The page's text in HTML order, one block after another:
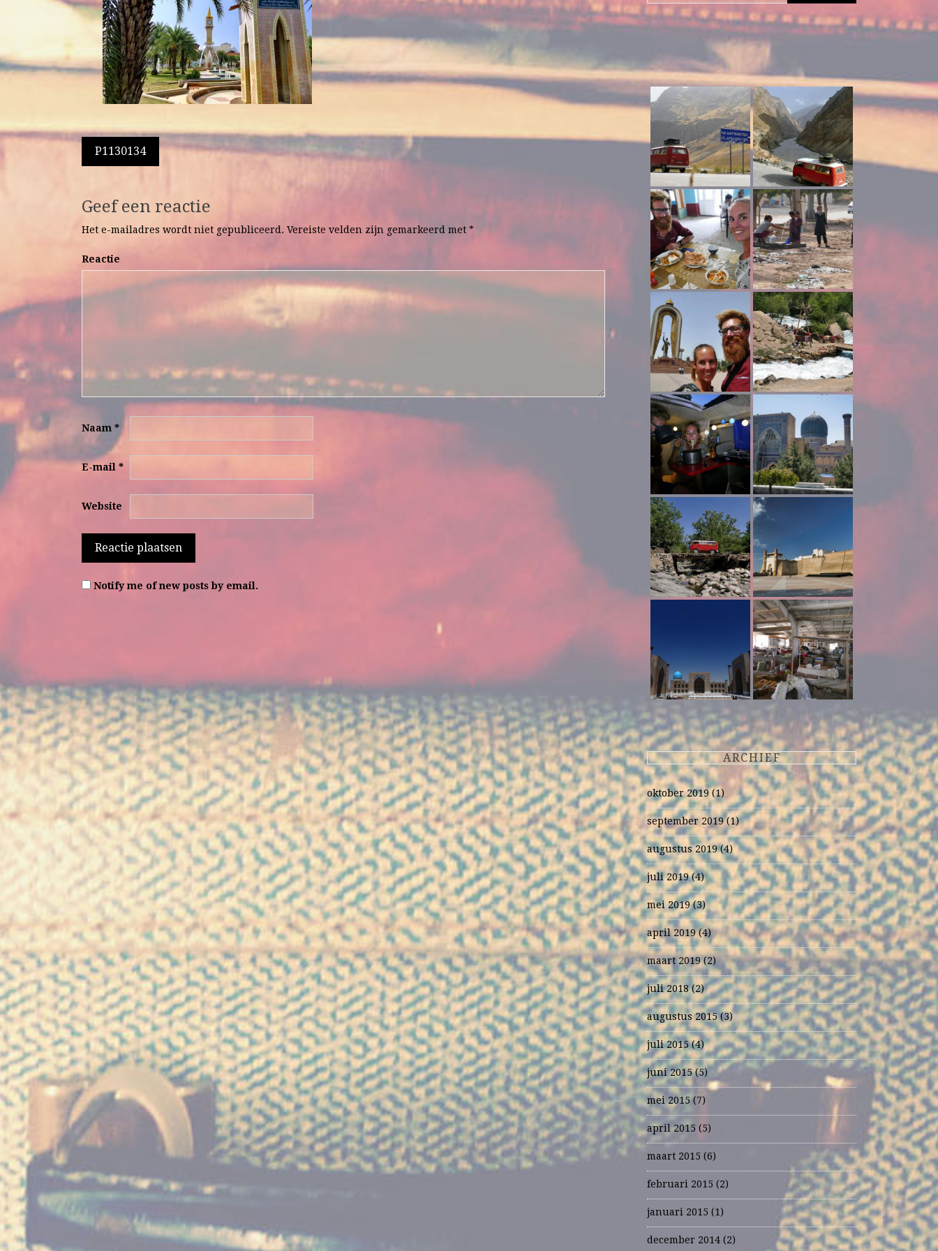
Berichtnavigatie
P1130134
Geef een reactie
Het e-mailadres wordt niet gepubliceerd. Vereiste velden zijn gemarkeerd met *
Reactie
Naam *
E-mail *
Website
Notify me of new posts by email.
ARCHIEF
oktober 2019(1)
september 2019(1)
augustus 2019(4)
juli 2019(4)
mei 2019(3)
april 2019(4)
maart 2019(2)
juli 2018(2)
augustus 2015(3)
juli 2015(4)
juni 2015(5)
mei 2015(7)
april 2015 (5)
maart 2015 (6)
februari 2015 (2)
januari 2015 (1)
december 2014 (2)